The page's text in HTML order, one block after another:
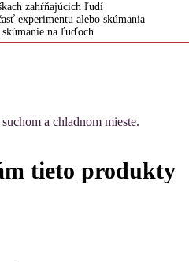
zahŕňajúcich ľudí
experimentu alebo skúmania
skúmanie na ľuďoch
a chladnom mieste.
tieto produkty